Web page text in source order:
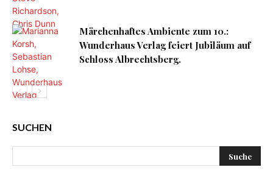
Märchenhaftes Ambiente zum 10.:
Wunderhaus Verlag feiert Jubiläum auf
Schloss Albrechtsberg.
SUCHEN